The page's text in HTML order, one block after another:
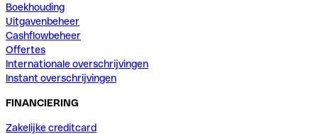
Boekhouding
Uitgavenbeheer
Cashflowbeheer
Offertes
Internationale overschrijvingen
Instant overschrijvingen
FINANCIERING
Zakelijke creditcard